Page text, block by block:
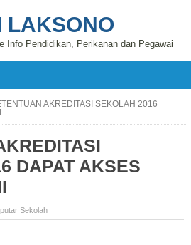
LAKSONO
Info Pendidikan, Perikanan dan Pegawai
AKREDITASI SEKOLAH 2016
DAPAT AKSES
Sekolah